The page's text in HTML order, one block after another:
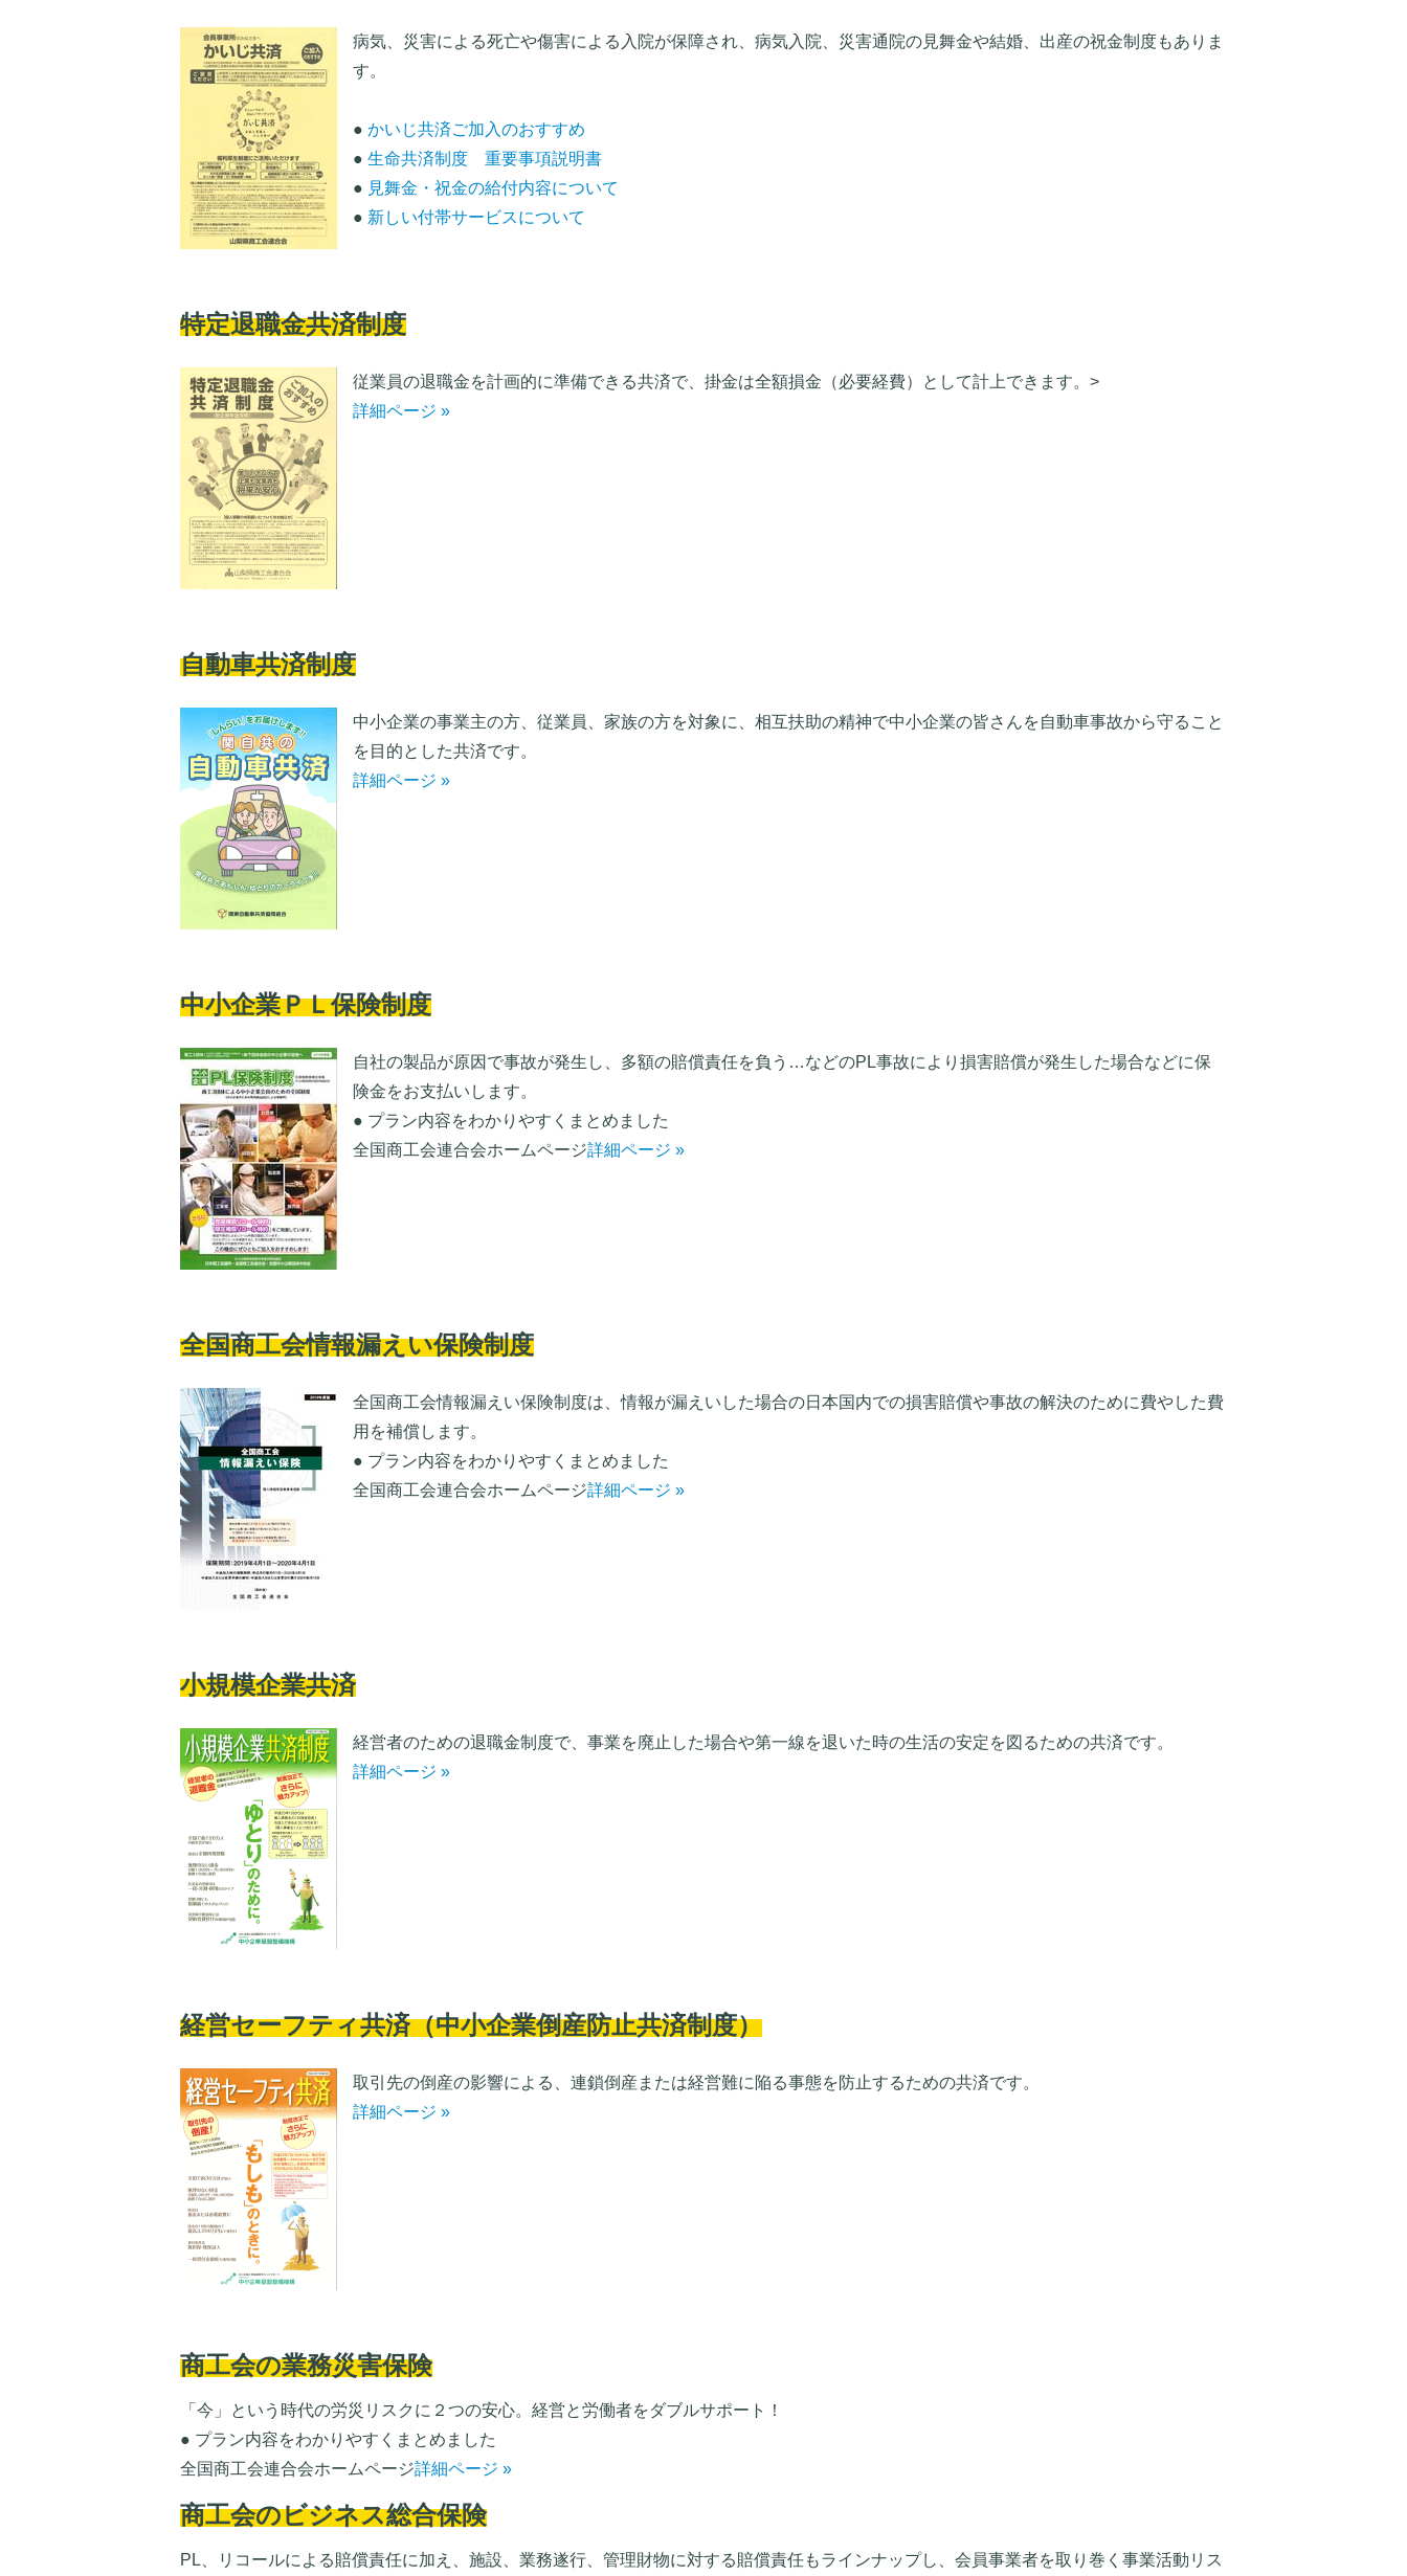
病気、災害による死亡や傷害による入院が保障され、病気入院、災害通院の見舞金や結婚、出産の祝金制度もありま
す。
● かいじ共済ご加入のおすすめ
● 生命共済制度 重要事項説明書
● 見舞金・祝金の給付内容について
● 新しい付帯サービスについて
特定退職金共済制度
従業員の退職金を計画的に準備できる共済で、掛金は全額損金（必要経費）として計上できます。>
詳細ページ »
自動車共済制度
中小企業の事業主の方、従業員、家族の方を対象に、相互扶助の精神で中小企業の皆さんを自動車事故から守ること
を目的とした共済です。
詳細ページ »
中小企業ＰＬ保険制度
自社の製品が原因で事故が発生し、多額の賠償責任を負う…などのPL事故により損害賠償が発生した場合などに保
険金をお支払いします。
● プラン内容をわかりやすくまとめました
全国商工会連合会ホームページ詳細ページ »
全国商工会情報漏えい保険制度
全国商工会情報漏えい保険制度は、情報が漏えいした場合の日本国内での損害賠償や事故の解決のために費やした費
用を補償します。
● プラン内容をわかりやすくまとめました
全国商工会連合会ホームページ詳細ページ »
小規模企業共済
経営者のための退職金制度で、事業を廃止した場合や第一線を退いた時の生活の安定を図るための共済です。
詳細ページ »
経営セーフティ共済（中小企業倒産防止共済制度）
取引先の倒産の影響による、連鎖倒産または経営難に陥る事態を防止するための共済です。
詳細ページ »
商工会の業務災害保険
「今」という時代の労災リスクに２つの安心。経営と労働者をダブルサポート！
● プラン内容をわかりやすくまとめました
全国商工会連合会ホームページ詳細ページ »
商工会のビジネス総合保険
PL、リコールによる賠償責任に加え、施設、業務遂行、管理財物に対する賠償責任もラインナップし、会員事業者を取り巻く事業活動リス